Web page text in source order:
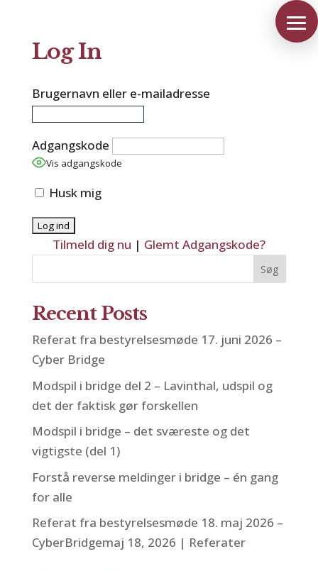
Log In
Brugernavn eller e-mailadresse
Adgangskode
Vis adgangskode
Husk mig
Tilmeld dig nu | Glemt Adgangskode?
Søg
Recent Posts
Referat fra bestyrelsesmøde 17. juni 2026 –
Cyber Bridge
Modspil i bridge del 2 – Lavinthal, udspil og
det der faktisk gør forskellen
Modspil i bridge – det sværeste og det
vigtigste (del 1)
Forstå reverse meldinger i bridge – én gang
for alle
Referat fra bestyrelsesmøde 18. maj 2026 –
CyberBridgemaj 18, 2026 | Referater